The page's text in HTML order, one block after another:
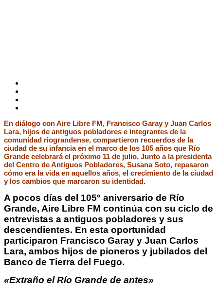
En diálogo con Aire Libre FM, Francisco Garay y Juan Carlos
Lara, hijos de antiguos pobladores e integrantes de la
comunidad riograndense, compartieron recuerdos de la
ciudad de su infancia en el marco de los 105 años que Río
Grande celebrará el próximo 11 de julio. Junto a la presidenta
del Centro de Antiguos Pobladores, Susana Soto, repasaron
cómo era la vida en aquellos años, el crecimiento de la ciudad
y los cambios que marcaron su identidad.
A pocos días del 105° aniversario de Río
Grande, Aire Libre FM continúa con su ciclo de
entrevistas a antiguos pobladores y sus
descendientes. En esta oportunidad
participaron Francisco Garay y Juan Carlos
Lara, ambos hijos de pioneros y jubilados del
Banco de Tierra del Fuego.
«Extraño el Río Grande de antes»